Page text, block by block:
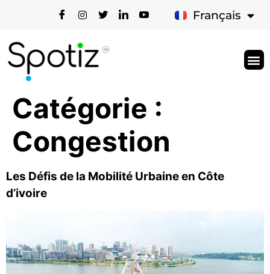
Français
English
Catégorie :
Congestion
Les Défis de la Mobilité Urbaine en Côte
d’ivoire